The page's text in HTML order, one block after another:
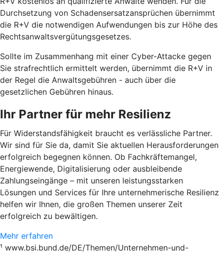
Durchsetzung von Schadensersatzansprüchen übernimmt
die R+V die notwendigen Aufwendungen bis zur Höhe des
Rechtsanwaltsvergütungsgesetzes.
Sollte im Zusammenhang mit einer Cyber-Attacke gegen
Sie strafrechtlich ermittelt werden, übernimmt die R+V in
der Regel die Anwaltsgebühren - auch über die
gesetzlichen Gebühren hinaus.
Ihr Partner für mehr Resilienz
Für Widerstandsfähigkeit braucht es verlässliche Partner.
Wir sind für Sie da, damit Sie aktuellen Herausforderungen
erfolgreich begegnen können. Ob Fachkräftemangel,
Energiewende, Digitalisierung oder ausbleibende
Zahlungseingänge – mit unseren leistungsstarken
Lösungen und Services für Ihre unternehmerische Resilienz
helfen wir Ihnen, die großen Themen unserer Zeit
erfolgreich zu bewältigen.
Mehr erfahren
¹ www.bsi.bund.de/DE/Themen/Unternehmen-und-